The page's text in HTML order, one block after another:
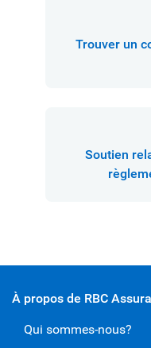
Trouver un
Soutien
À propos de RBC
Qui sommes-nous?